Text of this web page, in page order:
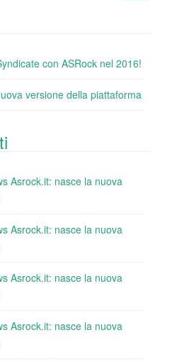
con ASRock nel 2016!
versione della piattaforma
Asrock.it: nasce la nuova
Asrock.it: nasce la nuova
Asrock.it: nasce la nuova
Asrock.it: nasce la nuova